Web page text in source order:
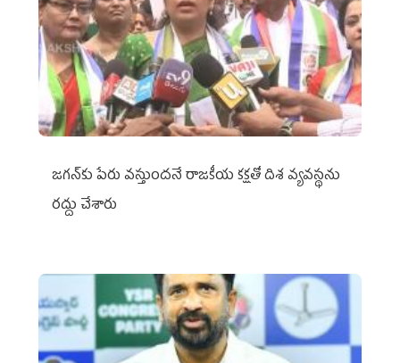
జగన్‌కు పేరు వస్తుందనే రాజకీయ కక్షతో దిశ వ్య‌వ‌స్థ‌ను
రద్దు చేశారు